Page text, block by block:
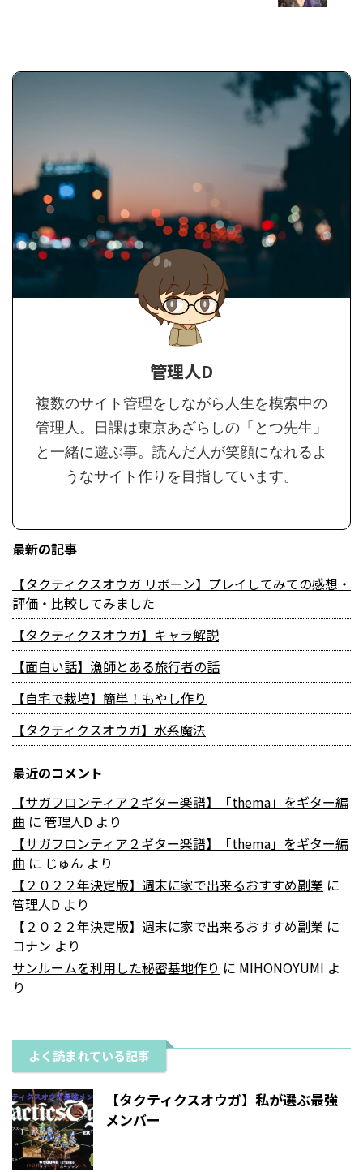
管理人D
複数のサイト管理をしながら人生を模索中の
管理人。日課は東京あざらしの「とつ先生」
と一緒に遊ぶ事。読んだ人が笑顔になれるよ
うなサイト作りを目指しています。
最新の記事
【タクティクスオウガ リボーン】プレイしてみての感想・
評価・比較してみました
【タクティクスオウガ】キャラ解説
【面白い話】漁師とある旅行者の話
【自宅で栽培】簡単！もやし作り
【タクティクスオウガ】水系魔法
最近のコメント
【サガフロンティア２ギター楽譜】「thema」をギター編
曲 に 管理人D より
【サガフロンティア２ギター楽譜】「thema」をギター編
曲 に じゅん より
【２０２２年決定版】週末に家で出来るおすすめ副業 に
管理人D より
【２０２２年決定版】週末に家で出来るおすすめ副業 に
コナン より
サンルームを利用した秘密基地作り に MIHONOYUMI よ
り
よく読まれている記事
【タクティクスオウガ】私が選ぶ最強
メンバー